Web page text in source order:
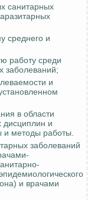
санитарных
среднего и
работу среди
заболеваний;
и
в области
дисциплин и
и методы работы.
заболеваний
и врачами